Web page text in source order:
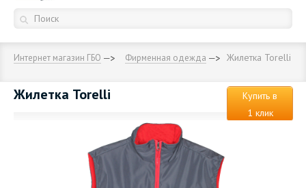
Интернет магазин ГБО Фирменная одежда Жилетка Torelli
Жилетка Torelli
Купить в
1 клик